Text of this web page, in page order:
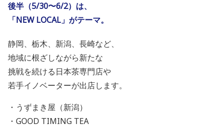
後半（5/30〜6/2）は、
「NEW LOCAL」がテーマ。
静岡、栃木、新潟、長崎など、
地域に根ざしながら新たな
挑戦を続ける日本茶専門店や
若手イノベーターが出店します。
・うずまき屋（新潟）
・GOOD TIMING TEA